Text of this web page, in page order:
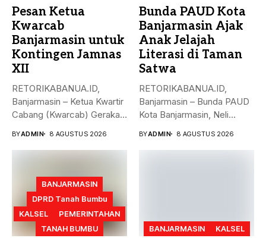
Pesan Ketua
Kwarcab
Banjarmasin untuk
Kontingen Jamnas
XII
RETORIKABANUA.ID,
Banjarmasin – Ketua Kwartir
Cabang (Kwarcab) Gerakan
BYADMIN 8 AGUSTUS 2026
Bunda PAUD Kota
Banjarmasin Ajak
Anak Jelajah
Literasi di Taman
Satwa
RETORIKABANUA.ID,
Banjarmasin – Bunda PAUD
Kota Banjarmasin, Neli
BYADMIN 8 AGUSTUS 2026
BANJARMASIN
DPRD Tanah Bumbu
KALSEL
PEMERINTAHAN
TANAH BUMBU
BANJARMASIN KALSEL